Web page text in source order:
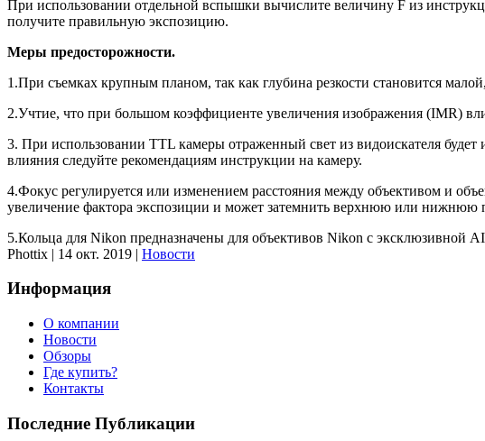
При использовании отдельной вспышки вычислите величину F из
получите правильную экспозицию.
Меры предосторожности.
1.При съемках крупным планом, так как глубина резкости становится
2.Учтие, что при большом коэффициенте увеличения изображения (IMR)
3. При использовании TTL камеры отраженный свет из видоискателя
влияния следуйте рекомендациям инструкции на камеру.
4.Фокус регулируется или изменением расстояния между объективом и
увеличение фактора экспозиции и может затемнить верхнюю или нижнюю
5.Кольца для Nikon предназначены для объективов Nikon с эксклюзивной
Phottix | 14 окт. 2019 | Новости
Информация
О компании
Новости
Обзоры
Где купить?
Контакты
Последние Публикации